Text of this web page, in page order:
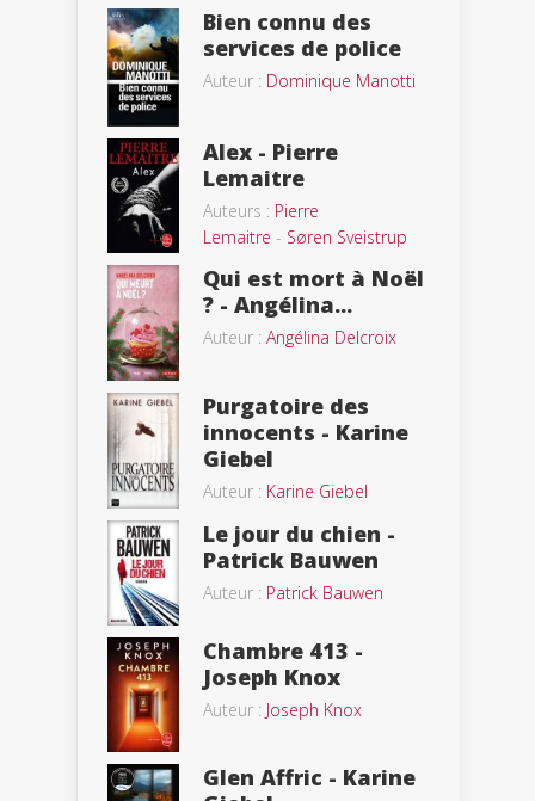
Bien connu des
services de police
Auteur : Dominique Manotti
Alex - Pierre
Lemaitre
Auteurs : Pierre
Lemaitre - Søren Sveistrup
Qui est mort à Noël
? - Angélina...
Auteur : Angélina Delcroix
Purgatoire des
innocents - Karine
Giebel
Auteur : Karine Giebel
Le jour du chien -
Patrick Bauwen
Auteur : Patrick Bauwen
Chambre 413 -
Joseph Knox
Auteur : Joseph Knox
Glen Affric - Karine